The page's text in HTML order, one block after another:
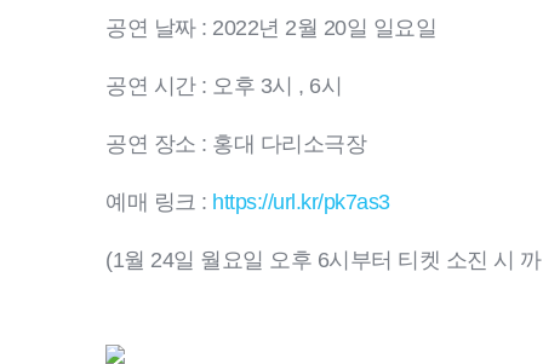
공연 날짜 : 2022년 2월 20일 일요일
공연 시간 : 오후 3시 , 6시
공연 장소 : 홍대 다리소극장
예매 링크 : https://url.kr/pk7as3
(1월 24일 월요일 오후 6시부터 티켓 소진 시